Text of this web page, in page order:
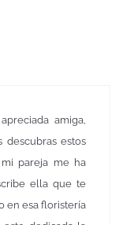
amiga,
estos
mi pareja me ha
ella que te
en esa floristería